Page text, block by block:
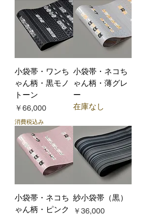
小袋帯・ワンち
ゃん柄・黒モノ
トーン
価格
￥66,000
消費税込み
小袋帯・ネコち
ゃん柄・薄グレ
ー
在庫なし
小袋帯・ネコち
ゃん柄・ピンク
紗小袋帯（黒）
価格
￥36,000